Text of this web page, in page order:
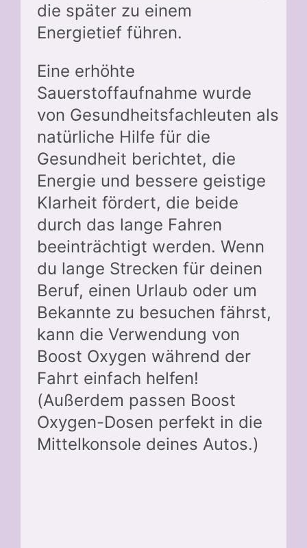
die später zu einem
Energietief führen.
Eine erhöhte
Sauerstoffaufnahme wurde
von Gesundheitsfachleuten als
natürliche Hilfe für die
Gesundheit berichtet, die
Energie und bessere geistige
Klarheit fördert, die beide
durch das lange Fahren
beeinträchtigt werden. Wenn
du lange Strecken für deinen
Beruf, einen Urlaub oder um
Bekannte zu besuchen fährst,
kann die Verwendung von
Boost Oxygen während der
Fahrt einfach helfen!
(Außerdem passen Boost
Oxygen-Dosen perfekt in die
Mittelkonsole deines Autos.)